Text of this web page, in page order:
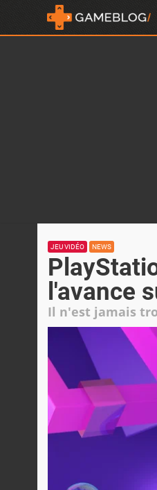
JEU VIDÉO NEWS
l'avance
Il n'est jamais